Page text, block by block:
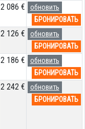
2 086 €
обновить
БРОНИРОВАТЬ
2 126 €
обновить
БРОНИРОВАТЬ
2 186 €
обновить
БРОНИРОВАТЬ
2 242 €
обновить
БРОНИРОВАТЬ